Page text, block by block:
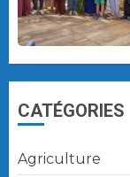
CATÉGORIES
Agriculture